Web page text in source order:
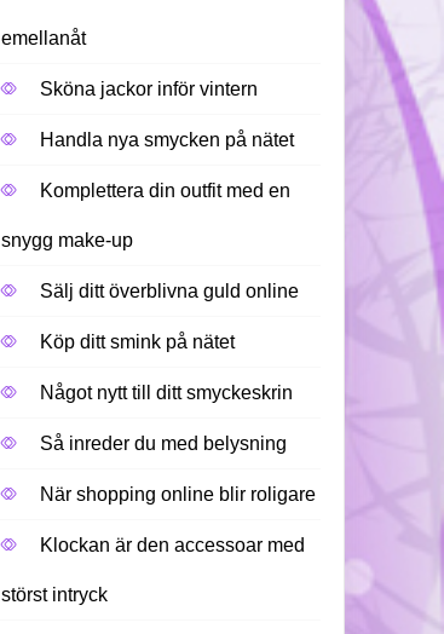
emellanåt
Sköna jackor inför vintern
Handla nya smycken på nätet
Komplettera din outfit med en
snygg make-up
Sälj ditt överblivna guld online
Köp ditt smink på nätet
Något nytt till ditt smyckeskrin
Så inreder du med belysning
När shopping online blir roligare
Klockan är den accessoar med
störst intryck